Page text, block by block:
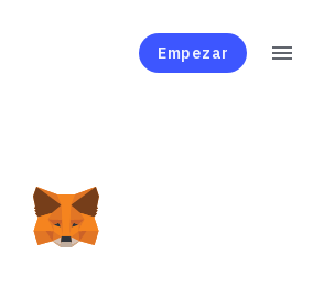
Empezar